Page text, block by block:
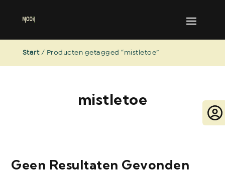
Start/ Producten getagged “mistletoe”
mistletoe
Geen Resultaten Gevonden